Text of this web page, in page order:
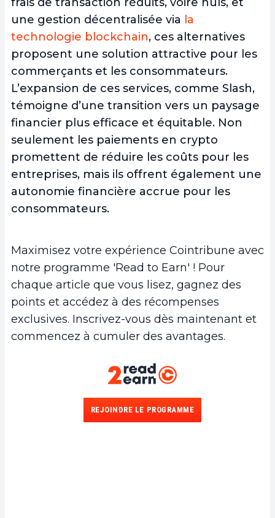
une gestion décentralisée via la
technologie blockchain, ces alternatives
proposent une solution attractive pour les
commerçants et les consommateurs.
L’expansion de ces services, comme Slash,
témoigne d’une transition vers un paysage
financier plus efficace et équitable. Non
seulement les paiements en crypto
promettent de réduire les coûts pour les
entreprises, mais ils offrent également une
autonomie financière accrue pour les
consommateurs.
Maximisez votre expérience Cointribune avec
notre programme 'Read to Earn' ! Pour
chaque article que vous lisez, gagnez des
points et accédez à des récompenses
exclusives. Inscrivez-vous dès maintenant et
commencez à cumuler des avantages.
REJOINDRE LE PROGRAMME